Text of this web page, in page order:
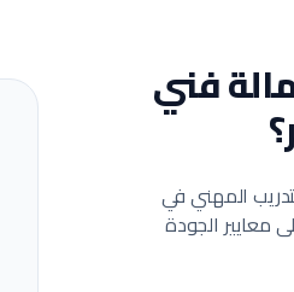
فني
المهني في
معايير الجودة